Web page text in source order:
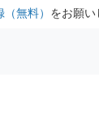
無料） をお願い